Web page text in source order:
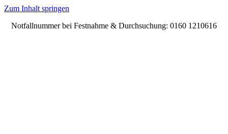
Zum Inhalt springen
Notfallnummer bei Festnahme & Durchsuchung: 0160 1210616